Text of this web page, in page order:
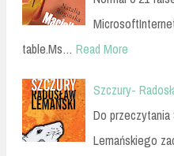
table.Ms… Read More
Szczury-
Do przeczytania
Lemańskiego